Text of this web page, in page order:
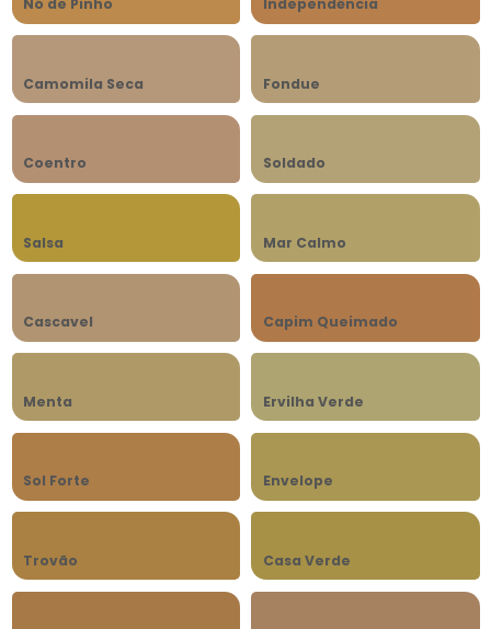
Nó de Pinho Independência
Camomila Seca Fondue
Coentro Soldado
Salsa Mar Calmo
Cascavel Capim Queimado
Menta Ervilha Verde
Sol Forte Envelope
Trovão Casa Verde